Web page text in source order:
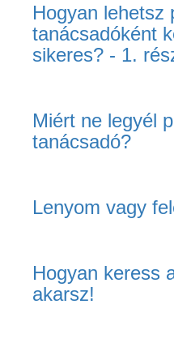
Hogyan lehetsz
tanácsadóként
sikeres? - 1.
Miért ne legyél
tanácsadó?
Lenyom vagy
Hogyan keress
akarsz!